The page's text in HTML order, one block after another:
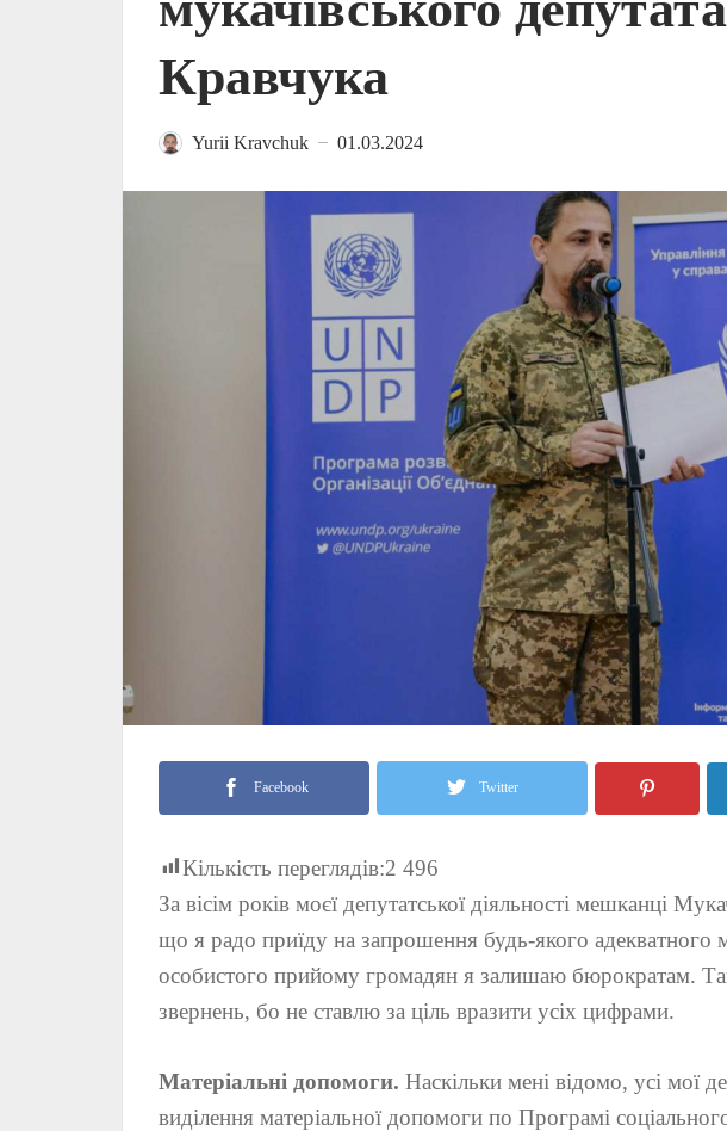
Кравчука
Yurii Kravchuk — 01.03.2024
Facebook Twitter
Кількість переглядів:2 496
За вісім років моєї депутатської діяльності мешканці
що я радо приїду на запрошення будь-якого адекватного
особистого прийому громадян я залишаю бюрократам.
звернень, бо не ставлю за ціль вразити усіх цифрами.
Матеріальні допомоги. Наскільки мені відомо, усі мої
виділення матеріальної допомоги по Програмі